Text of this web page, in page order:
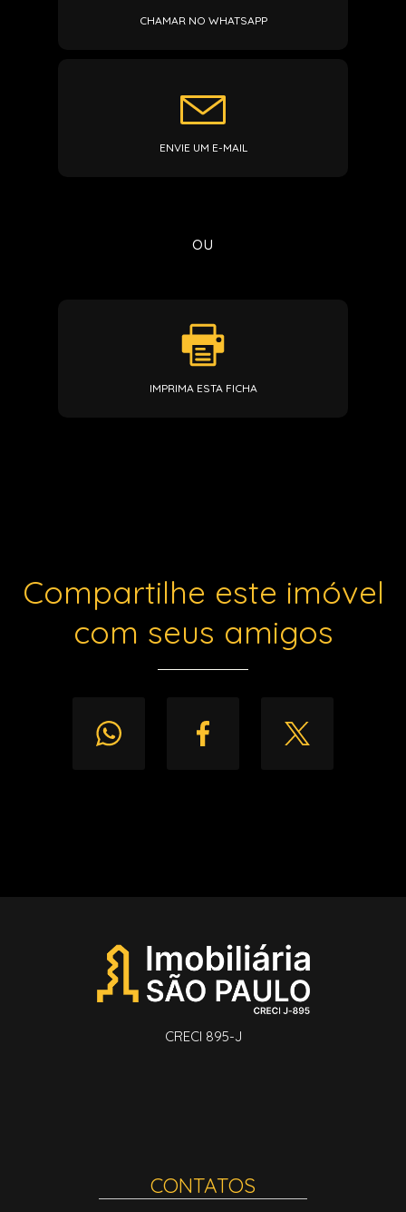
CHAMAR NO WHATSAPP
ENVIE UM E-MAIL
ou
IMPRIMA ESTA FICHA
Compartilhe este imóvel
com seus amigos
CRECI 895-J
CONTATOS